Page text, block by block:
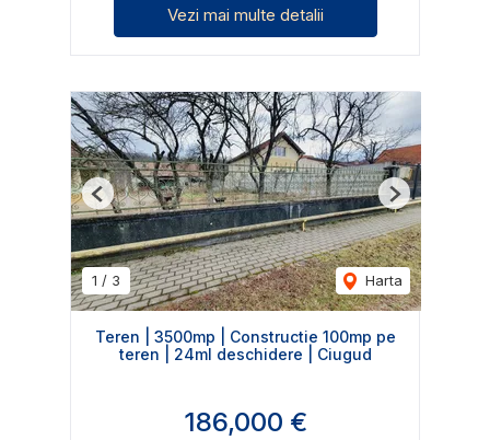
Vezi mai multe detalii
1 / 3 Harta
Previous Next
Teren | 3500mp | Constructie 100mp pe
teren | 24ml deschidere | Ciugud
186,000 €